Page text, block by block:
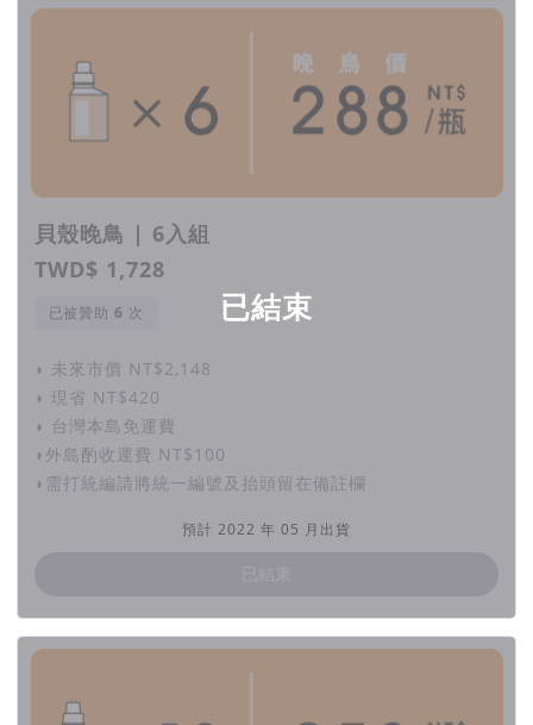
永續時尚的未來 : 零廢棄封閉式循環設計
我們是致力於推動永續時尚和綠色生活的
以保護環境為前提，整合台灣時尚產業鏈，為時尚和紡織品的循
環經濟，
提出創新解決方案的永續時尚革新企業。
為延長衣物的生命週期，我們於2022年推出「穿上改變II 」 —
已結束
貝殼晚鳥 | 6入組
TWD$ 1,728
已被贊助 次
◗ 未來市價 NT$2,148
◗ 現省 NT$420
◗ 台灣本島免運費
◗外島酌收運費 NT$100
◗需打統編請將統一編號及抬頭留在備註欄
預計 2022 年 05 月出貨